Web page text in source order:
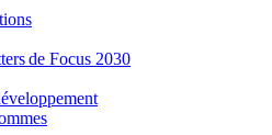
de Focus 2030